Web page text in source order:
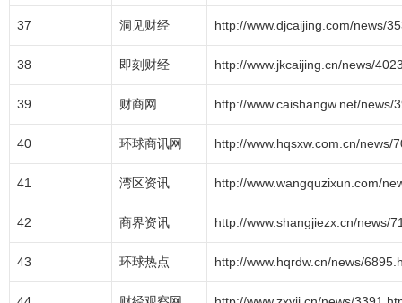
37 洞见财经 http://www.djcaijing.com/news/
38 即刻财经 http://www.jkcaijing.cn/news/
39 财商网 http://www.caishangw.net/news/
40 环球商讯网 http://www.hqsxw.com.cn/news/
41 湾区资讯 http://www.wangquzixun.com/
42 商界资讯 http://www.shangjiezx.cn/news/
43 环球热点 http://www.hqrdw.cn/news/